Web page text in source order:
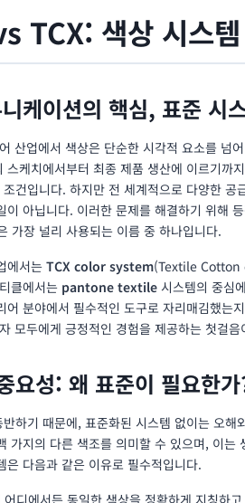
TCX: 색상 시스템
케이션의 핵심, 표준 시
산업에서 색상은 단순한 시각적 요소를 넘
스케치에서부터 최종 제품 생산에 이르기까
건입니다. 하지만 전 세계적으로 다양한
이 아닙니다. 이러한 문제를 해결하기 위해
가장 널리 사용되는 이름 중 하나입니다.
에서는 TCX color system(Textile Cotton
클에서는 pantone textile 시스템의 중심
어 분야에서 필수적인 도구로 자리매김했는
모두에게 긍정적인 경험을 제공하는 첫걸음
요성: 왜 표준이 필요한
하기 때문에, 표준화된 시스템 없이는 오
가지의 다른 색조를 의미할 수 있으며, 이는
은 다음과 같은 이유로 필수적입니다.
어디에서든 동일한 색상을 정확하게 지칭하